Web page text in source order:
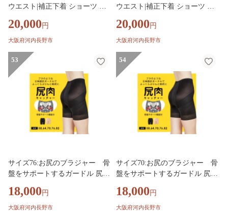
ウエスト|補正下着 ショーツ ぽ
響かない お腹引き締め 尻 ガー
ドル ヒップアップ 産後 下腹 ぽ
ョーツ 引き締めインナー ロン
グ 骨盤 骨盤矯正 HEAVEN Japa
n ヘブンジャパン
20,000 円
大阪府河内長野市
ウエスト|補正下着 ショーツ ぽ
響かない お腹引き締め 尻 ガー
ドル ヒップアップ 産後 下腹 ぽ
ョーツ 引き締めインナー ロン
グ 骨盤 骨盤矯正 HEAVEN Japa
n ヘブンジャパン
20,000 円
大阪府河内長野市
53
サイズ76:お尻のブラジャー 骨
盤をサポートするガードル 尻肉
ガードル レディース 骨盤矯正
骨盤 ヒップアップ ボディシェ
18,000 円
大阪府河内長野市
54
サイズ70:お尻のブラジャー 骨
盤をサポートするガードル 尻肉
ガードル レディース 骨盤矯正
骨盤 ヒップアップ ボディシェ
18,000 円
大阪府河内長野市